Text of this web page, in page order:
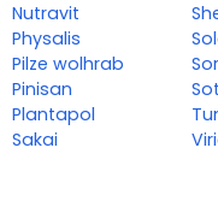
Nutravit
Physalis
Pilze wolhrab
Pinisan
Plantapol
Sakai